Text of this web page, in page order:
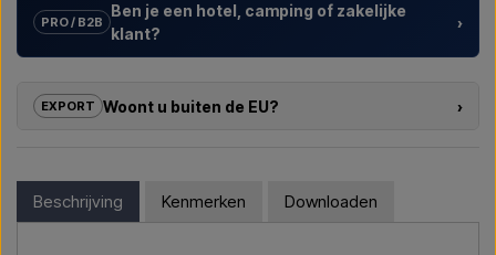
PRO / B2B
Ben je een hotel, camping of zakelijke
klant?
›
projectontwikkelaars met
buitendouches – van modelkeuze tot de juiste installatie.
levering, neem dan contact met ons op – we reageren snel.
Mail ons → Bel ons →
EXPORT Woont u buiten de EU?
›
direct in de webshop bestellen. In plaats daarvan kunt u
contact met ons opnemen en een prijs ontvangen inclusief
Beschrijving Kenmerken Downloaden